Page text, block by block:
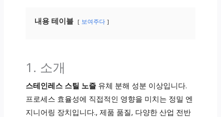
내용 테이블 보여주다
1. 소개
스테인레스 스틸 노즐유체 분해 성분 이상입니다.
프로세스 효율성에 직접적인 영향을 미치는 정밀 엔
지니어링 장치입니다., 제품 품질, 다양한 산업 전반